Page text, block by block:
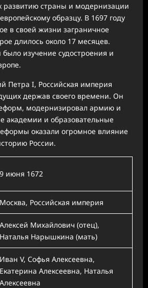
развитию страны и модернизации
образцу. В 1697 году
в своей жизни заграничное
длилось около 17 месяцев.
изучение судостроения и
Петра I, Российская империя
держав своего времени. Он
модернизировал армию и
академии и образовательные
оказали огромное влияние
России.
9 июня 1672
Москва, Российская империя
Алексей Михайлович (отец),
Наталья Нарышкина (мать)
Иван V, Софья Алексеевна,
Екатерина Алексеевна, Наталья
Алексеевна